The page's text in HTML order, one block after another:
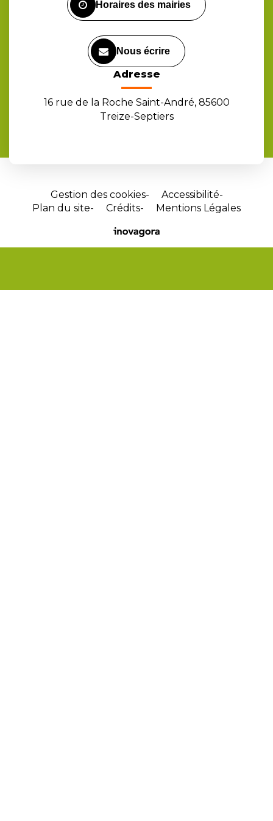
Horaires des mairies
Nous écrire
Adresse
16 rue de la Roche Saint-André, 85600
Treize-Septiers
Gestion des cookies
Accessibilité
Plan du site
Crédits
Mentions Légales
Site